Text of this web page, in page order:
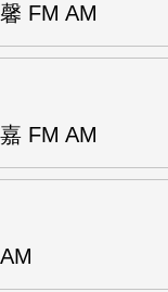
FM AM
FM AM